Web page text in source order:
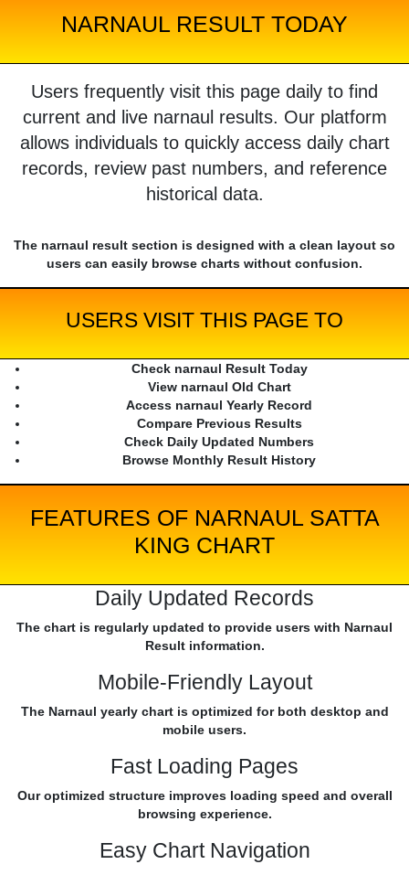
NARNAUL RESULT TODAY
Users frequently visit this page daily to find
current and live narnaul results. Our platform
allows individuals to quickly access daily chart
records, review past numbers, and reference
historical data.
The narnaul result section is designed with a clean layout so
users can easily browse charts without confusion.
USERS VISIT THIS PAGE TO
Check narnaul Result Today
View narnaul Old Chart
Access narnaul Yearly Record
Compare Previous Results
Check Daily Updated Numbers
Browse Monthly Result History
FEATURES OF NARNAUL SATTA
KING CHART
Daily Updated Records
The chart is regularly updated to provide users with Narnaul
Result information.
Mobile-Friendly Layout
The Narnaul yearly chart is optimized for both desktop and
mobile users.
Fast Loading Pages
Our optimized structure improves loading speed and overall
browsing experience.
Easy Chart Navigation